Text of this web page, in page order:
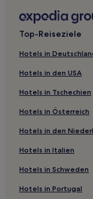
Hotels nahe
Hotels nahe
Borgie Hotels
Orkney-Inseln:
Cottages in
Hotels mit
Top-Reiseziele
Hotels in
Hotels in den USA
Hotels in Tschechien
Hotels in Österreich
Hotels in den
Hotels in Italien
Hotels in Schweden
Hotels in Portugal